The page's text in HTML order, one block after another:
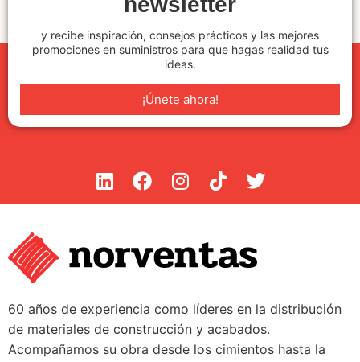
y recibe inspiración, consejos prácticos y las mejores
promociones en suministros para que hagas realidad tus
ideas.
¡Únete ahora!
60 años de experiencia como líderes en la distribución
de materiales de construcción y acabados.
Acompañamos su obra desde los cimientos hasta la